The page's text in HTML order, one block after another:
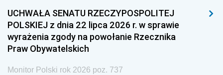
UCHWAŁA SENATU RZECZYPOSPOLITEJ
POLSKIEJ z dnia 22 lipca 2026 r. w sprawie
wyrażenia zgody na powołanie Rzecznika
Praw Obywatelskich
Monitor Polski rok 2026 poz. 737